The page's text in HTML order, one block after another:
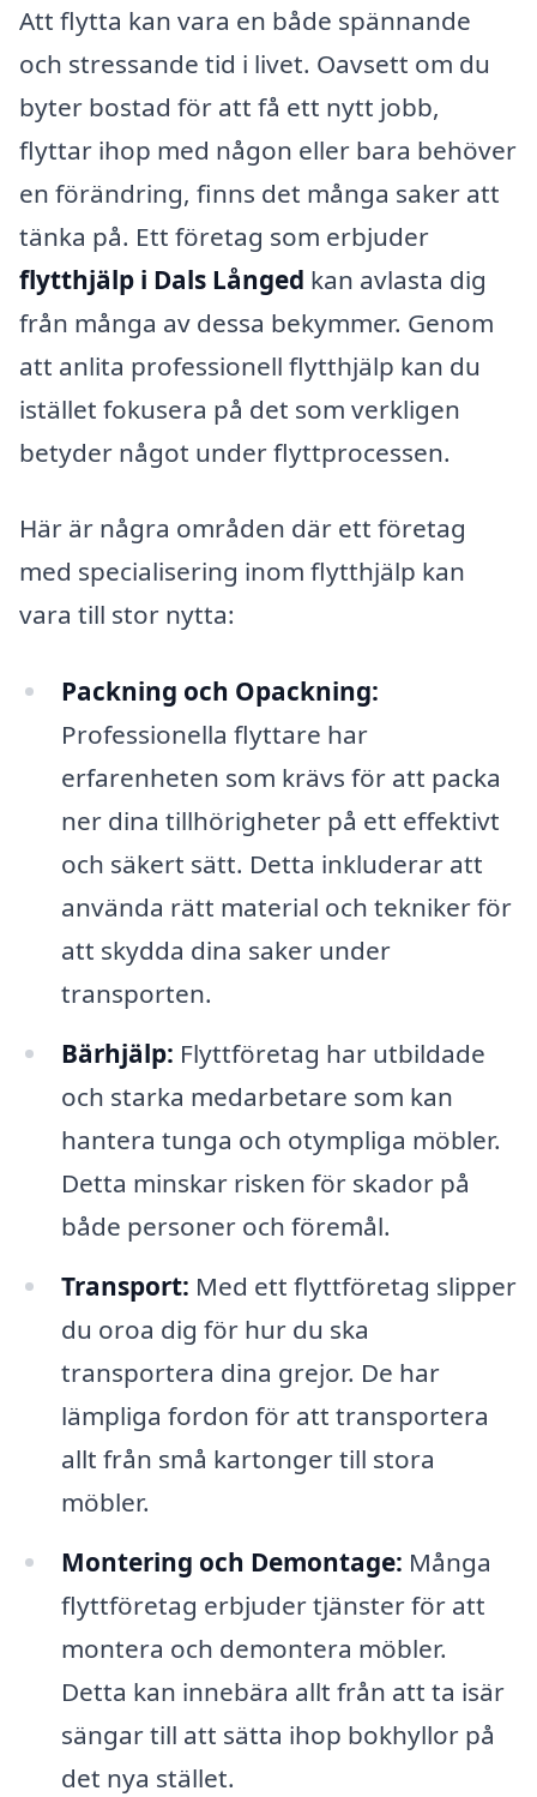
Att flytta kan vara en både spännande
och stressande tid i livet. Oavsett om du
byter bostad för att få ett nytt jobb,
flyttar ihop med någon eller bara behöver
en förändring, finns det många saker att
tänka på. Ett företag som erbjuder
flytthjälp i Dals Långed kan avlasta dig
från många av dessa bekymmer. Genom
att anlita professionell flytthjälp kan du
istället fokusera på det som verkligen
betyder något under flyttprocessen.
Här är några områden där ett företag
med specialisering inom flytthjälp kan
vara till stor nytta:
Packning och Opackning:
Professionella flyttare har
erfarenheten som krävs för att packa
ner dina tillhörigheter på ett effektivt
och säkert sätt. Detta inkluderar att
använda rätt material och tekniker för
att skydda dina saker under
transporten.
Bärhjälp: Flyttföretag har utbildade
och starka medarbetare som kan
hantera tunga och otympliga möbler.
Detta minskar risken för skador på
både personer och föremål.
Transport: Med ett flyttföretag slipper
du oroa dig för hur du ska
transportera dina grejor. De har
lämpliga fordon för att transportera
allt från små kartonger till stora
möbler.
Montering och Demontage: Många
flyttföretag erbjuder tjänster för att
montera och demontera möbler.
Detta kan innebära allt från att ta isär
sängar till att sätta ihop bokhyllor på
det nya stället.